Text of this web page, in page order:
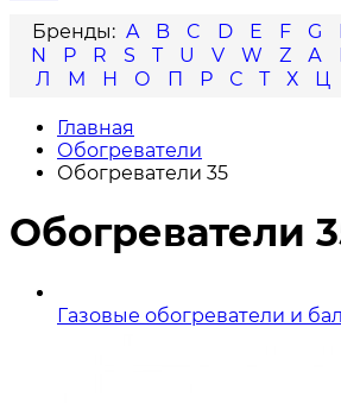
A
B C D E F G
N
P R S T U V W Z А
Л
М Н О П Р С Т Х Ц
Главная
Обогреватели
Обогреватели 35
Обогреватели
Газовые обогреватели и